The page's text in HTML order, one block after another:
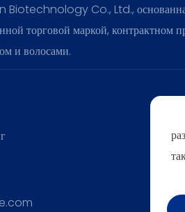
Co., Ltd., основанная
торговой маркой, контрактном
и волосами.